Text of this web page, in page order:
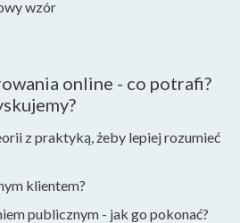
wzór
online - co potrafi?
z praktyką, żeby lepiej rozumieć
klientem?
publicznym - jak go pokonać?